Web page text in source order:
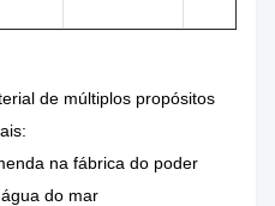
de múltiplos propósitos
na fábrica do poder
do mar